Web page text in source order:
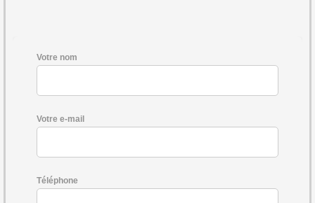
Votre nom
Votre e-mail
Téléphone